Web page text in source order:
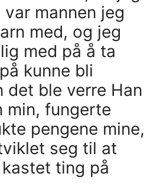
mannen jeg
med, og jeg
med på å ta
kunne bli
det ble verre Han
min, fungerte
pengene mine,
seg til at
ting på